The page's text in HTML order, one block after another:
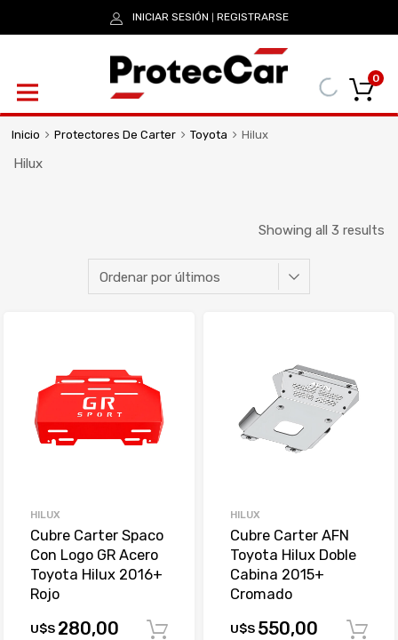
INICIAR SESIÓN REGISTRARSE
0
Inicio Protectores De Carter Toyota Hilux
Hilux
Showing all 3 results
HILUX
Cubre Carter Spaco
Con Logo GR Acero
Toyota Hilux 2016+
Rojo
U$S 280,00 Comprar
HILUX
Cubre Carter AFN
Toyota Hilux Doble
Cabina 2015+
Cromado
U$S 550,00